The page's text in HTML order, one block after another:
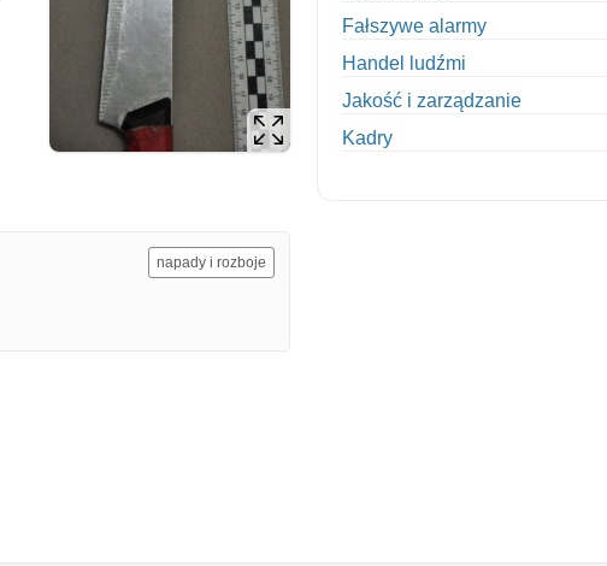
napady i rozboje
Fałszywe alarmy
Handel ludźmi
Jakość i zarządzanie
Kadry